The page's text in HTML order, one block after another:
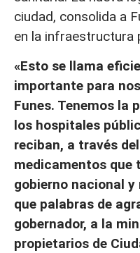
ciudad, consolida a
en la infraestructura
«Esto se llama
importante para
Funes. Tenemos la
los hospitales
reciban, a través
medicamentos que
gobierno nacional y
que palabras de
gobernador, a la
propietarios de